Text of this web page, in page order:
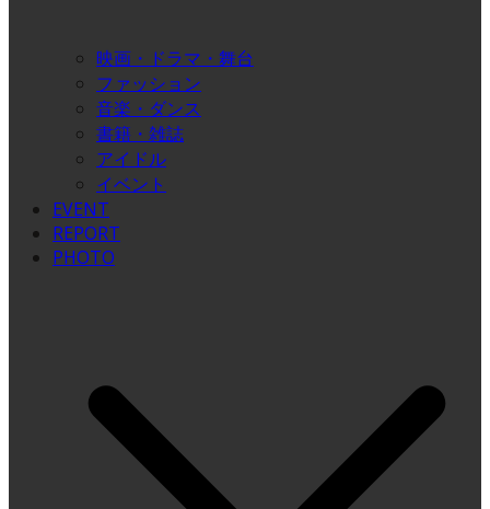
映画・ドラマ・舞台
ファッション
音楽・ダンス
書籍・雑誌
アイドル
イベント
EVENT
REPORT
PHOTO